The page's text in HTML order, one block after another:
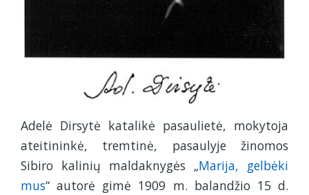
Adelė Dirsytė katalikė pasaulietė, mokytoja
ateitininkė, tremtinė, pasaulyje žinomos
Sibiro kalinių maldaknygės „Marija, gelbėki
mus“ autorė gimė 1909 m. balandžio 15 d.